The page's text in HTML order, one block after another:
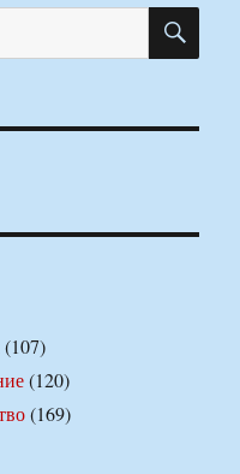
(107)
(120)
(169)